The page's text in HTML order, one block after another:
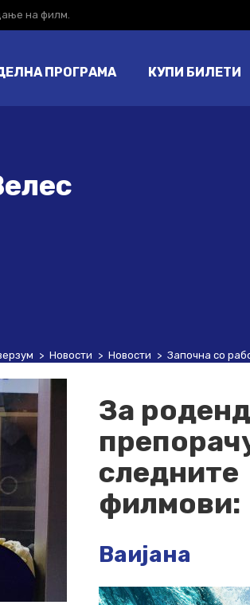
на филм.
ПРОГРАМА КУПИ БИЛЕТИ
> Новости > Новости > Започна со
За
следните
филмови:
Ваијана